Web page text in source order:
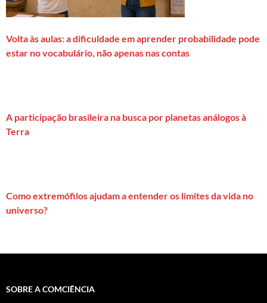
Volta às aulas: a dificuldade em aprender probabilidade pode
estar no vocabulário, não apenas nas contas
A participação brasileira na busca por planetas análogos à
Terra
Como extremófilos ajudam a entender os limites da vida no
universo?
SOBRE A COMCIÊNCIA